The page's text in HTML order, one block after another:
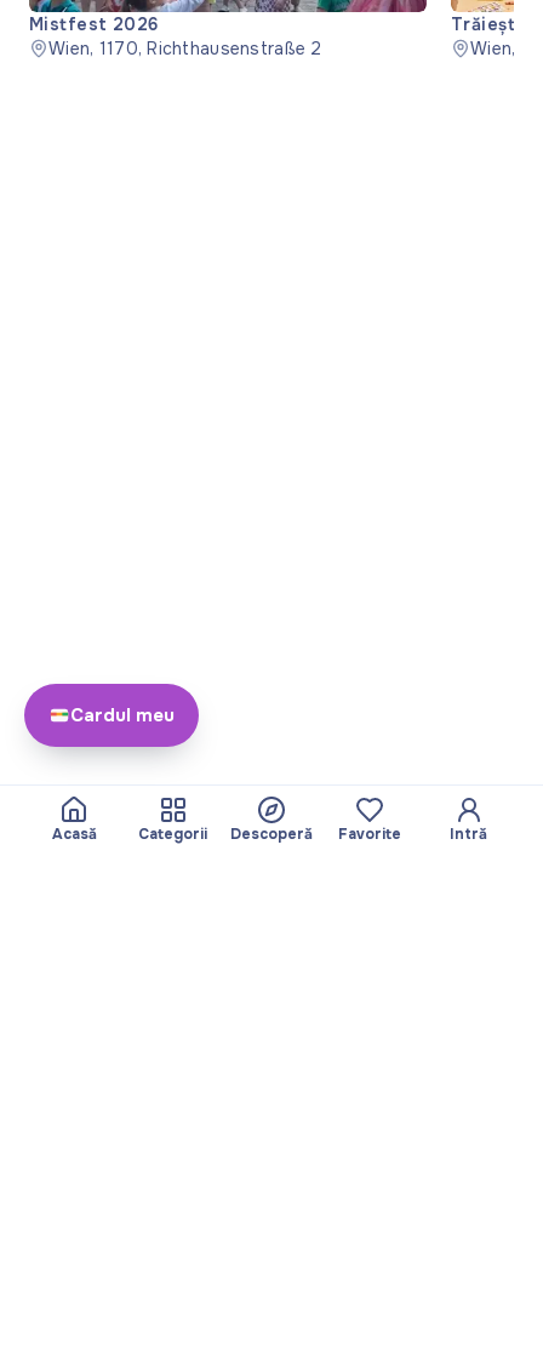
Mistfest 2026
Wien, 1170, Richthausenstraße 2
Trăiește
Wien,
Acasă Categorii Descoperă Favorite Intră
Cardul meu